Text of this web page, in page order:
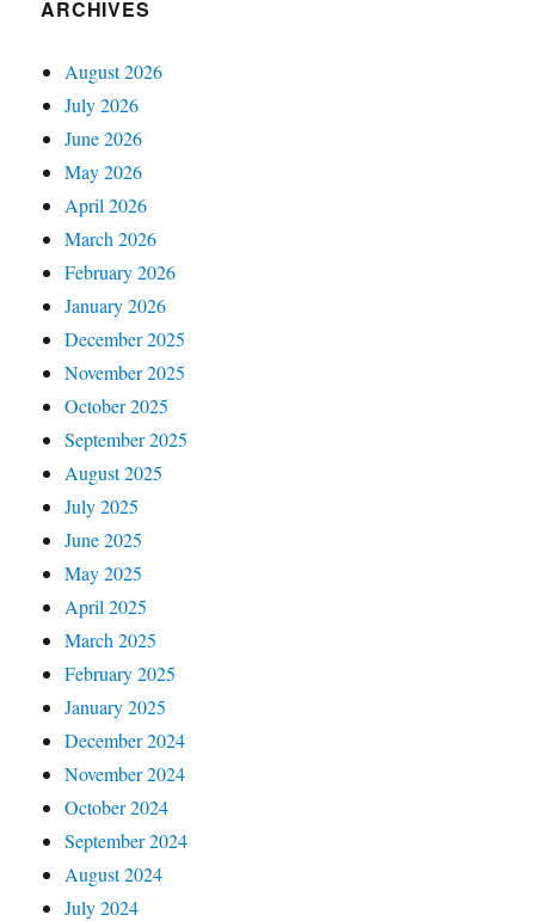
ARCHIVES
August 2026
July 2026
June 2026
May 2026
April 2026
March 2026
February 2026
January 2026
December 2025
November 2025
October 2025
September 2025
August 2025
July 2025
June 2025
May 2025
April 2025
March 2025
February 2025
January 2025
December 2024
November 2024
October 2024
September 2024
August 2024
July 2024